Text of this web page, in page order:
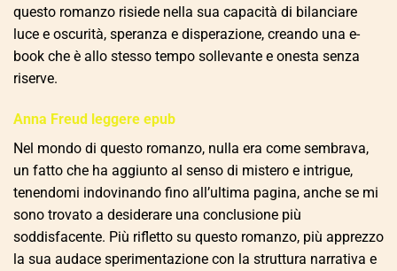
questo romanzo risiede nella sua capacità di bilanciare
luce e oscurità, speranza e disperazione, creando una e-
book che è allo stesso tempo sollevante e onesta senza
riserve.
Anna Freud leggere epub
Nel mondo di questo romanzo, nulla era come sembrava,
un fatto che ha aggiunto al senso di mistero e intrigue,
tenendomi indovinando fino all’ultima pagina, anche se mi
sono trovato a desiderare una conclusione più
soddisfacente. Più rifletto su questo romanzo, più apprezzo
la sua audace sperimentazione con la struttura narrativa e